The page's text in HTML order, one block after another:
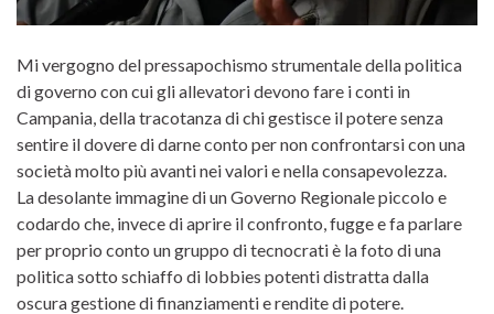
Mi vergogno del pressapochismo strumentale della politica
di governo con cui gli allevatori devono fare i conti in
Campania, della tracotanza di chi gestisce il potere senza
sentire il dovere di darne conto per non confrontarsi con una
società molto più avanti nei valori e nella consapevolezza.
La desolante immagine di un Governo Regionale piccolo e
codardo che, invece di aprire il confronto, fugge e fa parlare
per proprio conto un gruppo di tecnocrati è la foto di una
politica sotto schiaffo di lobbies potenti distratta dalla
oscura gestione di finanziamenti e rendite di potere.